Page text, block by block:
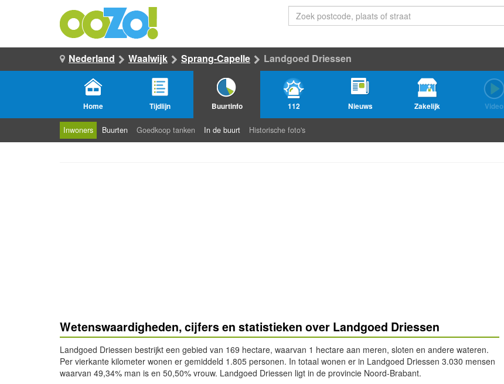
Nederland Waalwijk Sprang-Capelle Landgoed Driessen
Home Tijdlijn Buurtinfo 112 Nieuws Zakelijk Video
Inwoners Buurten Goedkoop tanken In de buurt Historische foto's
Wetenswaardigheden, cijfers en statistieken over Landgoed Driessen
Landgoed Driessen bestrijkt een gebied van 169 hectare, waarvan 1 hectare aan meren, sloten en andere wateren.
Per vierkante kilometer wonen er gemiddeld 1.805 personen. In totaal wonen er in Landgoed Driessen 3.030 mensen
waarvan 49,34% man is en 50,50% vrouw. Landgoed Driessen ligt in de provincie Noord-Brabant.